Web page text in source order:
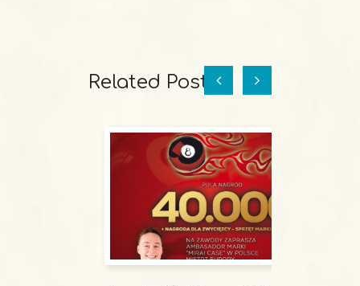
Related Posts